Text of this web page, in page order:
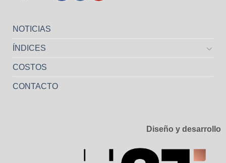
NOTICIAS
ÍNDICES
COSTOS
CONTACTO
Diseño y desarrollo